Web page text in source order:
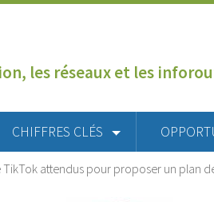
les réseaux et les
CHIFFRES CLÉS
TikTok attendus pour proposer un plan